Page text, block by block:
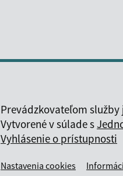
Prevádzkovateľom
Vytvorené v súlade s
Vyhlásenie o prístupnosti
Nastavenia cookies